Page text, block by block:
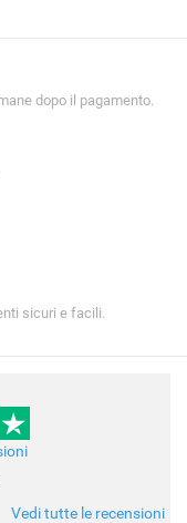
dopo il pagamento.
sicuri e facili.
Vedi tutte le recensioni